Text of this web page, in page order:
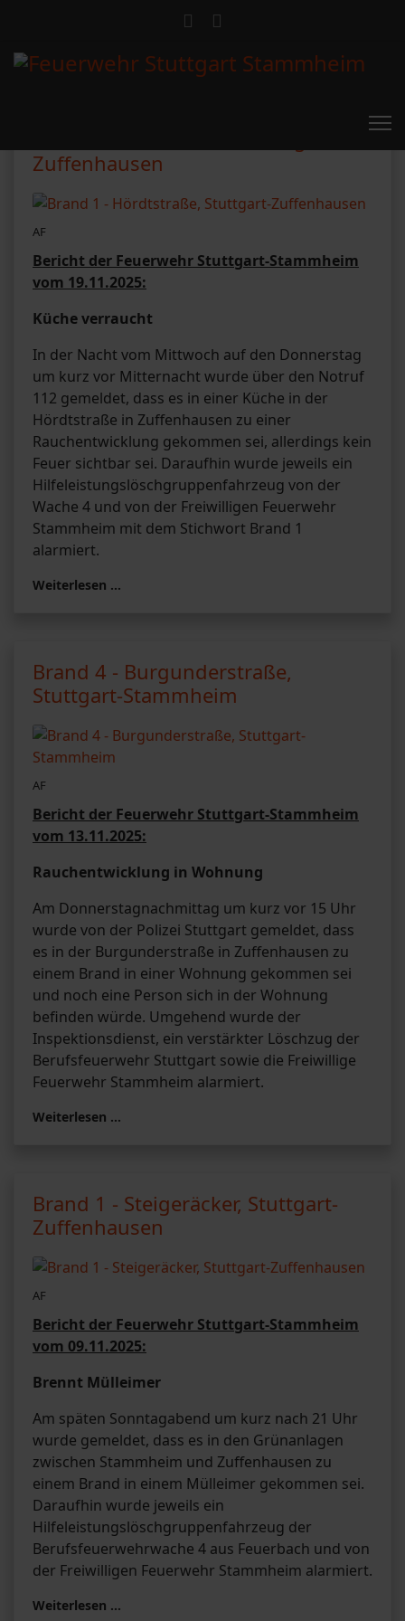
Zuffenhausen
AF
Bericht der Feuerwehr Stuttgart-Stammheim
vom 19.11.2025:
Küche verraucht
In der Nacht vom Mittwoch auf den Donnerstag
um kurz vor Mitternacht wurde über den Notruf
112 gemeldet, dass es in einer Küche in der
Hördtstraße in Zuffenhausen zu einer
Rauchentwicklung gekommen sei, allerdings kein
Feuer sichtbar sei. Daraufhin wurde jeweils ein
Hilfeleistungslöschgruppenfahrzeug von der
Wache 4 und von der Freiwilligen Feuerwehr
Stammheim mit dem Stichwort Brand 1
alarmiert.
Weiterlesen …
Brand 4 - Burgunderstraße,
Stuttgart-Stammheim
AF
Bericht der Feuerwehr Stuttgart-Stammheim
vom 13.11.2025:
Rauchentwicklung in Wohnung
Am Donnerstagnachmittag um kurz vor 15 Uhr
wurde von der Polizei Stuttgart gemeldet, dass
es in der Burgunderstraße in Zuffenhausen zu
einem Brand in einer Wohnung gekommen sei
und noch eine Person sich in der Wohnung
befinden würde. Umgehend wurde der
Inspektionsdienst, ein verstärkter Löschzug der
Berufsfeuerwehr Stuttgart sowie die Freiwillige
Feuerwehr Stammheim alarmiert.
Weiterlesen …
Brand 1 - Steigeräcker, Stuttgart-
Zuffenhausen
AF
Bericht der Feuerwehr Stuttgart-Stammheim
vom 09.11.2025:
Brennt Mülleimer
Am späten Sonntagabend um kurz nach 21 Uhr
wurde gemeldet, dass es in den Grünanlagen
zwischen Stammheim und Zuffenhausen zu
einem Brand in einem Mülleimer gekommen sei.
Daraufhin wurde jeweils ein
Hilfeleistungslöschgruppenfahrzeug der
Berufsfeuerwehrwache 4 aus Feuerbach und von
der Freiwilligen Feuerwehr Stammheim alarmiert.
Weiterlesen …